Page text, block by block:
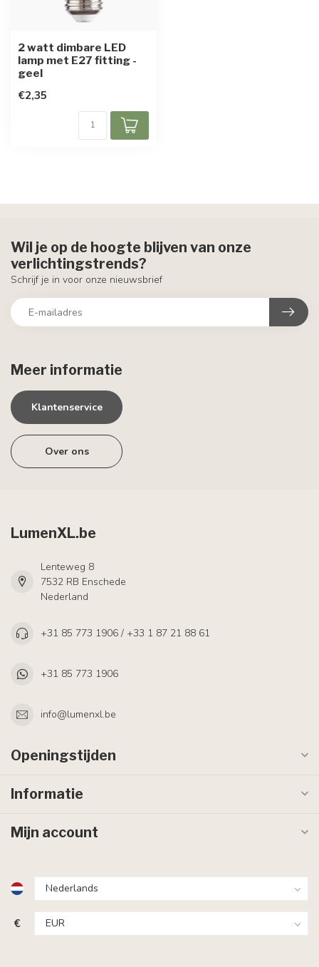
2 watt dimbare LED
lamp met E27 fitting -
geel
€2,35
Meer informatie
Klantenservice
Over ons
Wil je op de hoogte blijven van onze
verlichtingstrends?
Schrijf je in voor onze nieuwsbrief
LumenXL.be
Lenteweg 8
7532 RB Enschede
Nederland
+31 85 773 1906 / +33 1 87 21 88 61
+31 85 773 1906
info@lumenxl.be
Openingstijden
Informatie
Mijn account
€